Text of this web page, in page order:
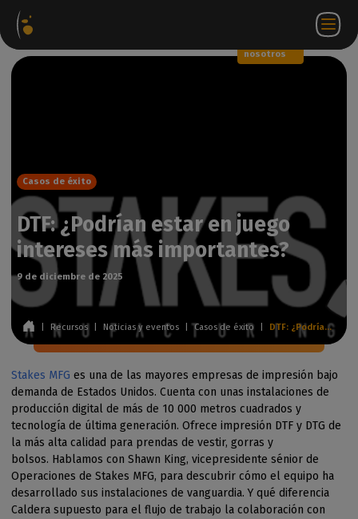
Paquetes
de
software
nosotros
ES
Casos de éxito
DTF: ¿Podrían estar en juego
intereses más importantes?
9 de diciembre de 2025
Recursos Noticias y eventos Casos de éxito DTF: ¿Podrían estar en juego intereses más importantes?
Stakes MFG es una de las mayores empresas de impresión bajo
demanda de Estados Unidos. Cuenta con unas instalaciones de
producción digital de más de 10 000 metros cuadrados y
tecnología de última generación. Ofrece impresión DTF y DTG de
la más alta calidad para prendas de vestir, gorras y
bolsos. Hablamos con Shawn King, vicepresidente sénior de
Operaciones de Stakes MFG, para descubrir cómo el equipo ha
desarrollado sus instalaciones de vanguardia. Y qué diferencia
Caldera supuesto para el flujo de trabajo la colaboración con